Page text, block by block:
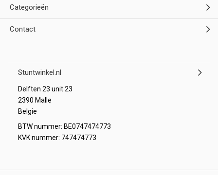
Categorieën
Contact
Stuntwinkel.nl
Delften 23 unit 23
2390 Malle
Belgie
BTW nummer: BE0747474773
KVK nummer: 747474773